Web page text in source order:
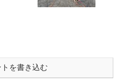
トを書き込む